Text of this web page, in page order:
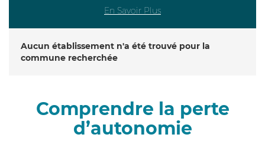
En Savoir Plus
Aucun établissement n'a été trouvé pour la
commune recherchée
Comprendre la perte
d’autonomie